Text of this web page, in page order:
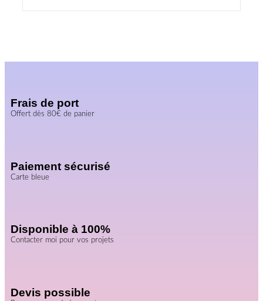
Frais de port
Offert dès 80€ de panier
Paiement sécurisé
Carte bleue
Disponible à 100%
Contacter moi pour vos projets
Devis possible